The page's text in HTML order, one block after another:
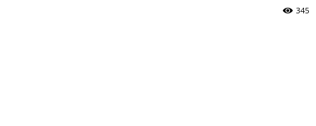
345